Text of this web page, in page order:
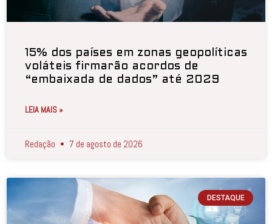
15% dos países em zonas geopolíticas
voláteis firmarão acordos de
“embaixada de dados” até 2029
LEIA MAIS »
Redação 7 de agosto de 2026
DESTAQUE